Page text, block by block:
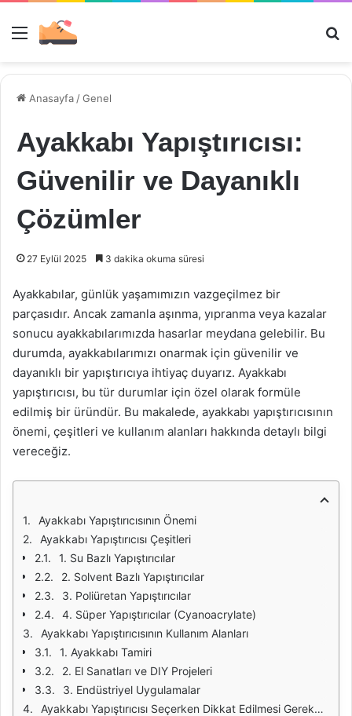
Menü
Anasayfa /Genel
Ayakkabı Yapıştırıcısı:
Güvenilir ve Dayanıklı
Çözümler
27 Eylül 2025 3 dakika okuma süresi
Ayakkabılar, günlük yaşamımızın vazgeçilmez bir
parçasıdır. Ancak zamanla aşınma, yıpranma veya kazalar
sonucu ayakkabılarımızda hasarlar meydana gelebilir. Bu
durumda, ayakkabılarımızı onarmak için güvenilir ve
dayanıklı bir yapıştırıcıya ihtiyaç duyarız. Ayakkabı
yapıştırıcısı, bu tür durumlar için özel olarak formüle
edilmiş bir üründür. Bu makalede, ayakkabı yapıştırıcısının
önemi, çeşitleri ve kullanım alanları hakkında detaylı bilgi
vereceğiz.
Ayakkabı Yapıştırıcısının Önemi
Ayakkabı Yapıştırıcısı Çeşitleri
1. Su Bazlı Yapıştırıcılar
2. Solvent Bazlı Yapıştırıcılar
3. Poliüretan Yapıştırıcılar
4. Süper Yapıştırıcılar (Cyanoacrylate)
Ayakkabı Yapıştırıcısının Kullanım Alanları
1. Ayakkabı Tamiri
2. El Sanatları ve DIY Projeleri
3. Endüstriyel Uygulamalar
Ayakkabı Yapıştırıcısı Seçerken Dikkat Edilmesi Gerekenler